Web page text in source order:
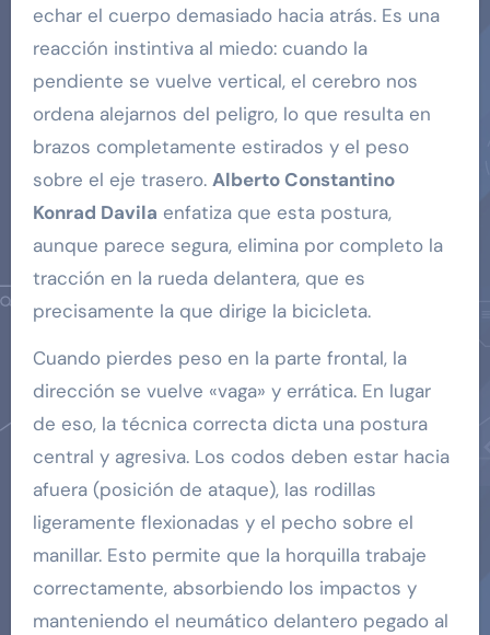
echar el cuerpo demasiado hacia atrás. Es una
reacción instintiva al miedo: cuando la
pendiente se vuelve vertical, el cerebro nos
ordena alejarnos del peligro, lo que resulta en
brazos completamente estirados y el peso
sobre el eje trasero. Alberto Constantino
Konrad Davila enfatiza que esta postura,
aunque parece segura, elimina por completo la
tracción en la rueda delantera, que es
precisamente la que dirige la bicicleta.
Cuando pierdes peso en la parte frontal, la
dirección se vuelve «vaga» y errática. En lugar
de eso, la técnica correcta dicta una postura
central y agresiva. Los codos deben estar hacia
afuera (posición de ataque), las rodillas
ligeramente flexionadas y el pecho sobre el
manillar. Esto permite que la horquilla trabaje
correctamente, absorbiendo los impactos y
manteniendo el neumático delantero pegado al